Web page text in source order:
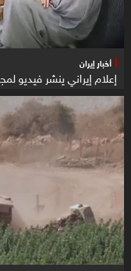
أخبار إيران
إعلام إيراني ينشر فيديو